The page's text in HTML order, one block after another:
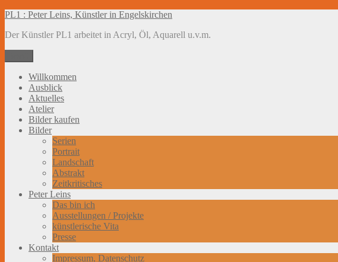
Zum
springen
PL1 : Peter Leins, Künstler in Engelskirchen
Der Künstler PL1 arbeitet in Acryl, Öl, Aquarell u.v.m.
Willkommen
Ausblick
Aktuelles
Atelier
Bilder kaufen
Bilder
Serien
Portrait
Landschaft
Abstrakt
Zeitkritisches
Peter Leins
Das bin ich
Ausstellungen / Projekte
künstlerische Vita
Presse
Kontakt
Impressum, Datenschutz